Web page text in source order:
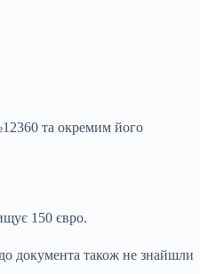
та окремим його
150 євро.
документа також не знайшли